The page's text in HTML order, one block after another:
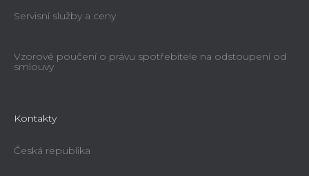
Servisní služby a ceny
Vzorové poučení o právu spotřebitele na odstoupení od
smlouvy
Kontakty
Česká republika